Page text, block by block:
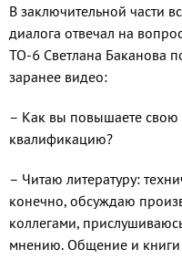
В заключительной части
диалога отвечал на
ТО-6 Светлана Баканова
заранее видео:
– Как вы повышаете
квалификацию?
– Читаю литературу:
конечно, обсуждаю
коллегами,
мнению. Общение и книги